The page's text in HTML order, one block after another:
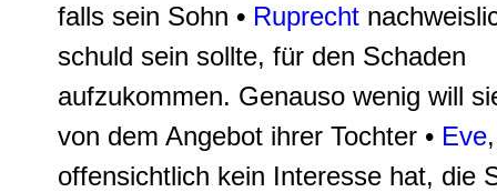
falls sein Sohn • Ruprecht
schuld sein sollte, für den Schaden
aufzukommen. Genauso wenig will
von dem Angebot ihrer Tochter • Eve
offensichtlich kein Interesse hat, die